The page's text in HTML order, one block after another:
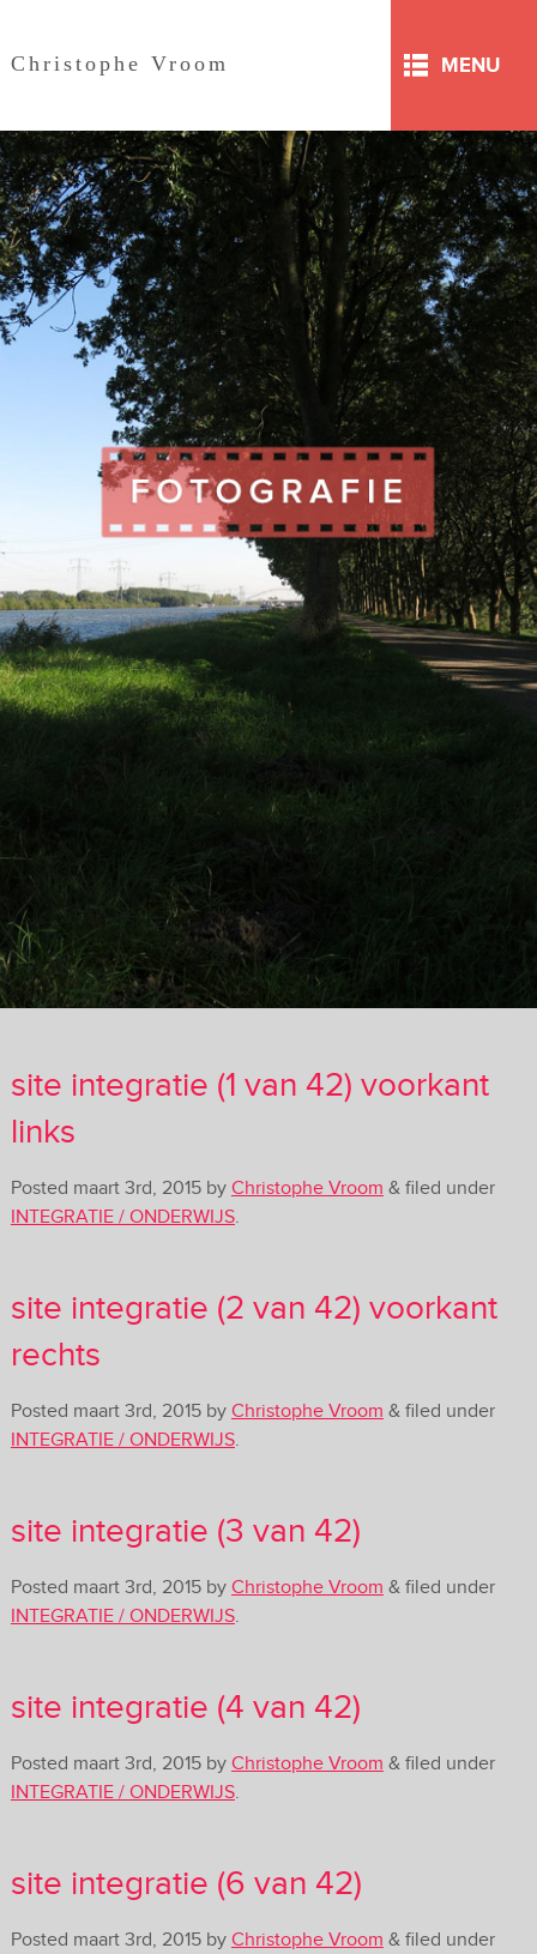
Christophe Vroom MENU
Posts Categorized:INTEGRATIE /
ONDERWIJS
site integratie (1 van 42) voorkant
links
Posted maart 3rd, 2015by Christophe Vroom &filed under
INTEGRATIE / ONDERWIJS.
site integratie (2 van 42) voorkant
rechts
Posted maart 3rd, 2015by Christophe Vroom &filed under
INTEGRATIE / ONDERWIJS.
site integratie (3 van 42)
Posted maart 3rd, 2015by Christophe Vroom &filed under
INTEGRATIE / ONDERWIJS.
site integratie (4 van 42)
Posted maart 3rd, 2015by Christophe Vroom &filed under
INTEGRATIE / ONDERWIJS.
site integratie (6 van 42)
Posted maart 3rd, 2015by Christophe Vroom &filed under